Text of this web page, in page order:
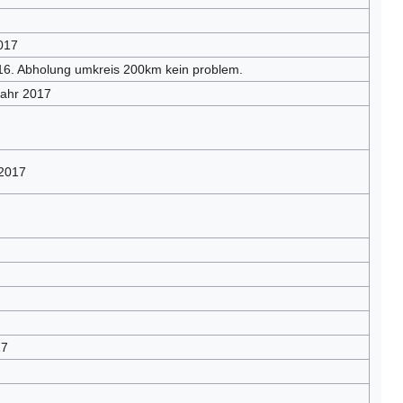
Abholung umkreis 200km kein problem.
2017